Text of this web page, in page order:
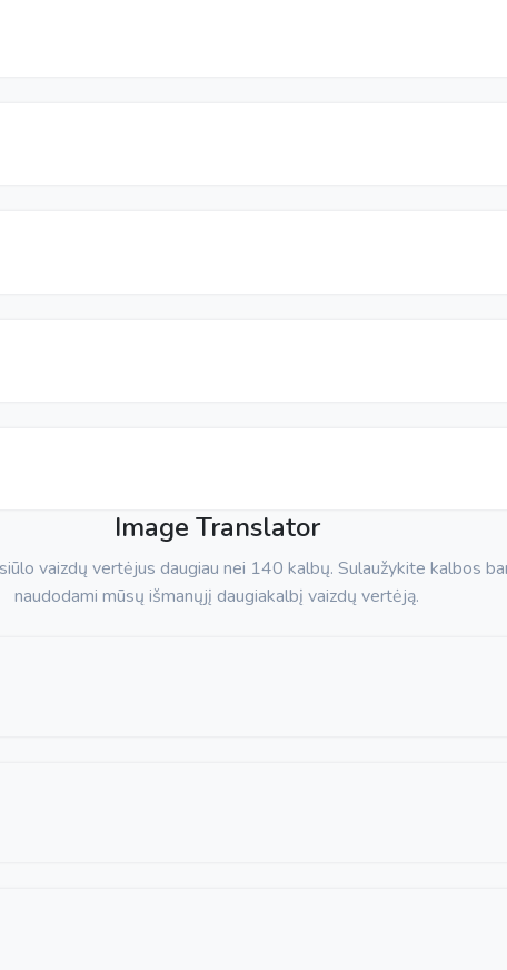
Image Translator
vaizdų vertėjus daugiau nei 140 kalbų. Sulaužykite kalbos
naudodami mūsų išmanųjį daugiakalbį vaizdų vertėją.